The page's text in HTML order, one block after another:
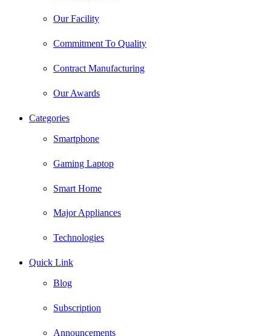
Our Facility
Commitment To Quality
Contract Manufacturing
Our Awards
Categories
Smartphone
Gaming Laptop
Smart Home
Major Appliances
Technologies
Quick Link
Blog
Subscription
Announcements